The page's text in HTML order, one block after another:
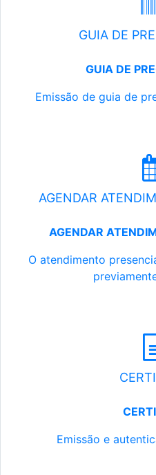
GUIA DE
GUIA DE
Emissão de guia de
AGENDAR
AGENDAR
O atendimento
Emissão e